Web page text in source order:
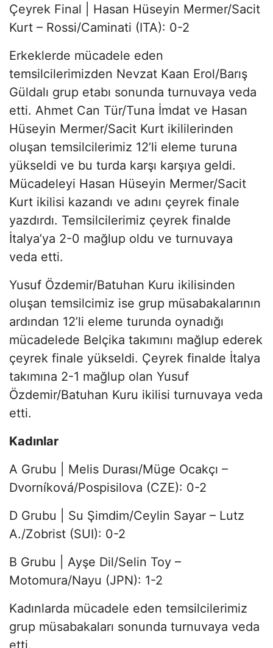
Çeyrek Final | Hasan Hüseyin Mermer/Sacit
Kurt – Rossi/Caminati (ITA): 0-2
Erkeklerde mücadele eden
temsilcilerimizden Nevzat Kaan Erol/Barış
Güldalı grup etabı sonunda turnuvaya veda
etti. Ahmet Can Tür/Tuna İmdat ve Hasan
Hüseyin Mermer/Sacit Kurt ikililerinden
oluşan temsilcilerimiz 12’li eleme turuna
yükseldi ve bu turda karşı karşıya geldi.
Mücadeleyi Hasan Hüseyin Mermer/Sacit
Kurt ikilisi kazandı ve adını çeyrek finale
yazdırdı. Temsilcilerimiz çeyrek finalde
İtalya’ya 2-0 mağlup oldu ve turnuvaya
veda etti.
Yusuf Özdemir/Batuhan Kuru ikilisinden
oluşan temsilcimiz ise grup müsabakalarının
ardından 12’li eleme turunda oynadığı
mücadelede Belçika takımını mağlup ederek
çeyrek finale yükseldi. Çeyrek finalde İtalya
takımına 2-1 mağlup olan Yusuf
Özdemir/Batuhan Kuru ikilisi turnuvaya veda
etti.
Kadınlar
A Grubu | Melis Durası/Müge Ocakçı –
Dvorníková/Pospisilova (CZE): 0-2
D Grubu | Su Şimdim/Ceylin Sayar – Lutz
A./Zobrist (SUI): 0-2
B Grubu | Ayşe Dil/Selin Toy –
Motomura/Nayu (JPN): 1-2
Kadınlarda mücadele eden temsilcilerimiz
grup müsabakaları sonunda turnuvaya veda
etti.